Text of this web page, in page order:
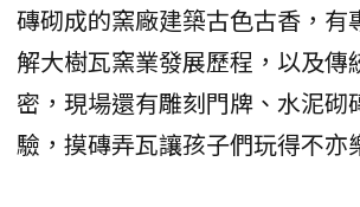
磚砌成的窯廠建築古色古香，有
解大樹瓦窯業發展歷程，以及傳
密，現場還有雕刻門牌、水泥砌
驗，摸磚弄瓦讓孩子們玩得不亦